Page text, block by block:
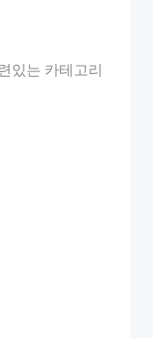
있는 카테고리